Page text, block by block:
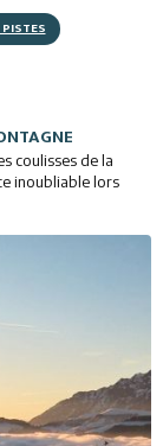
coulisses de la
inoubliable lors